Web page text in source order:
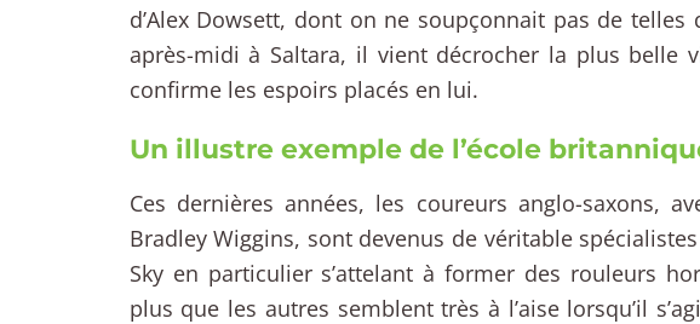
d’Alex Dowsett, dont on ne soupçonnait pas de
après-midi à Saltara, il vient décrocher la plus belle
confirme les espoirs placés en lui.
Un illustre exemple de l’école
Ces dernières années, les coureurs anglo-saxons,
Bradley Wiggins, sont devenus de véritable
Sky en particulier s’attelant à former des rouleurs
plus que les autres semblent très à l’aise lorsqu’il